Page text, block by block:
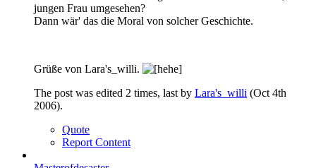
jungen Frau umgesehen?
Dann wär' das die Moral von solcher Geschichte.
Grüße von Lara's_willi.
The post was edited 2 times, last by Lara's_willi (Oct 4th
2006).
Quote
Report Content